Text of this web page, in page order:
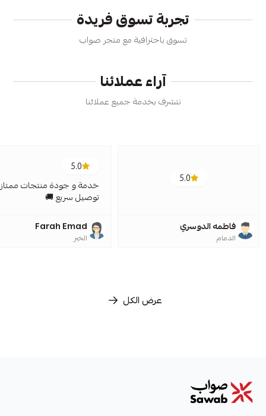
تجربة تسوق فريدة
تسوق باحترافية مع متجر صواب
آراء عملائنا
نتشرف بخدمة جميع عملائنا
5.0
فاطمه الدوسري
الدمام
5.0
خدمة و جودة منتجات
توصيل سريع 🚚
Farah Emad
الخبر
عرض الكل